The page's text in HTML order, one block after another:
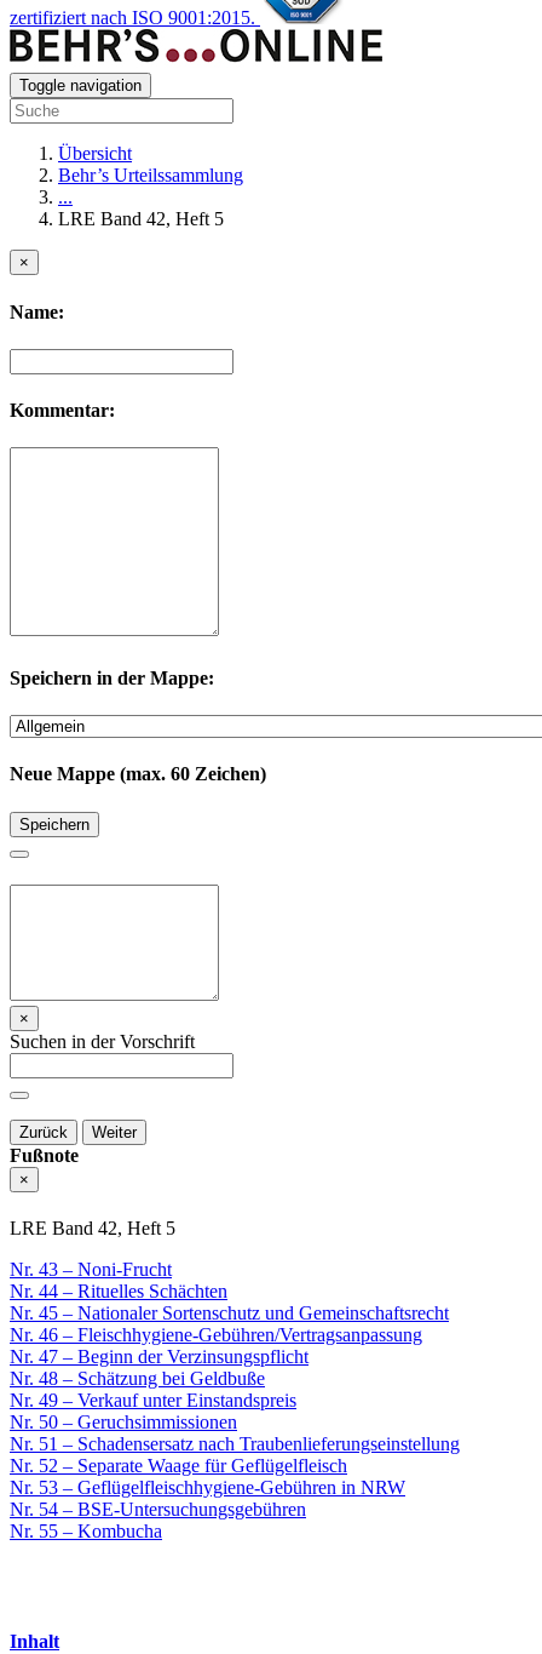
zertifiziert nach ISO 9001:2015.
Toggle navigation
Übersicht
Behr’s Urteilssammlung
...
LRE Band 42, Heft 5
×
Name:
Kommentar:
Speichern in der Mappe:
Neue Mappe (max. 60 Zeichen)
Speichern
×
Suchen in der Vorschrift
Zurück Weiter
Fußnote
×
LRE Band 42, Heft 5
Nr. 43 – Noni-Frucht
Nr. 44 – Rituelles Schächten
Nr. 45 – Nationaler Sortenschutz und Gemeinschaftsrecht
Nr. 46 – Fleischhygiene-Gebühren/Vertragsanpassung
Nr. 47 – Beginn der Verzinsungspflicht
Nr. 48 – Schätzung bei Geldbuße
Nr. 49 – Verkauf unter Einstandspreis
Nr. 50 – Geruchsimmissionen
Nr. 51 – Schadensersatz nach Traubenlieferungseinstellung
Nr. 52 – Separate Waage für Geflügelfleisch
Nr. 53 – Geflügelfleischhygiene-Gebühren in NRW
Nr. 54 – BSE-Untersuchungsgebühren
Nr. 55 – Kombucha
Inhalt